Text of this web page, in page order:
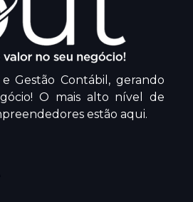
Gestão Contábil, gerando
O mais alto nível de
estão aqui.